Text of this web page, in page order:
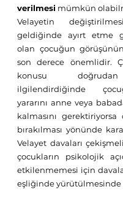
verilmesi mümkün
Velayetin
geldiğinde ayırt etme
olan çocuğun
son derece önemlidir.
konusu
ilgilendirdiğinde
yararını anne veya
kalmasını
bırakılması yönünde
Velayet davaları
çocukların psikolojik
etkilenmemesi için
eşliğinde yürütülmesinde